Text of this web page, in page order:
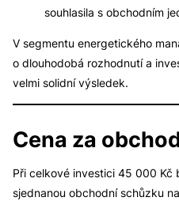
souhlasila s obchodním
V segmentu energetického
o dlouhodobá rozhodnutí a
velmi solidní výsledek.
Cena za
Při celkové investici 45 000 Kč
sjednanou obchodní schůzku